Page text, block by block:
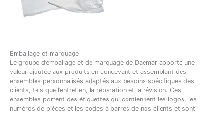
Emballage et marquage
Le groupe d’emballage et de marquage de Daemar apporte une
valeur ajoutée aux produits en concevant et assemblant des
ensembles personnalisés adaptés aux besoins spécifiques des
clients, tels que l’entretien, la réparation et la révision. Ces
ensembles portent des étiquettes qui contiennent les logos, les
numéros de pièces et les codes à barres de nos clients et sont